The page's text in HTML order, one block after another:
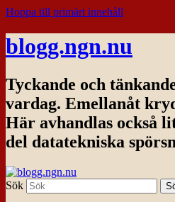
Hoppa till primärt innehåll
blogg.ngn.nu
Tyckande och
vardag. Emellanåt
Här avhandlas också
del datatekniska
Sök